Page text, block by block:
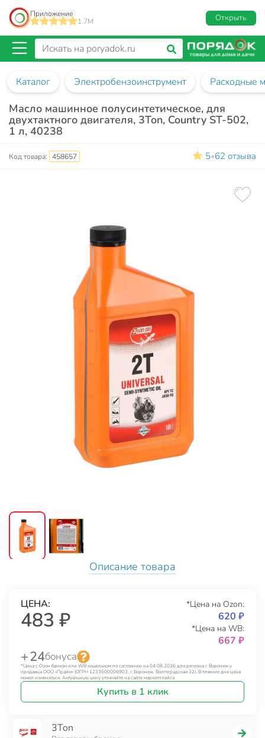
Приложение
1.7M
Открыть
Каталог Электробензоинструмент Расходные
Масло машинное полусинтетическое, для
двухтактного двигателя, 3Ton, Country ST-502,
1 л, 40238
Код товара: 458657 5•62 отзыва
Описание товара
ЦЕНА:
483 ₽
*Цена на Ozon:
620 ₽
*Цена на WB:
667 ₽
+ 24бонуса
*Цена с Озон банком или WB кошельком по состоянию на 04.08.2026 для региона г. Воронеж у
продавца ООО «Прайм» (ОГРН 1233600006903, г. Воронеж, Волгоградская 32). В течение дня цена
может изменяться. Актуальную цену уточняйте на сайте маркетплейса.
Купить в 1 клик
3Ton